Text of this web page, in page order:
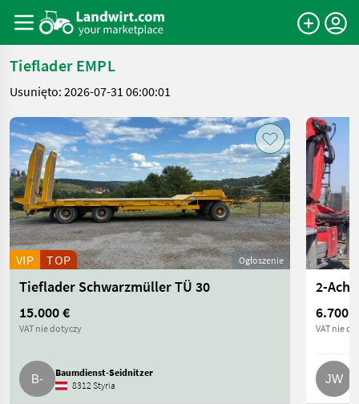
Tieflader EMPL
Usunięto: 2026-07-31 06:00:01
Ogłoszenie
VIP TOP
Tieflader Schwarzmüller TÜ 30
15.000 €
VAT nie dotyczy
Baumdienst-Seidnitzer
8312 Styria
2-
6.700 €
VAT nie